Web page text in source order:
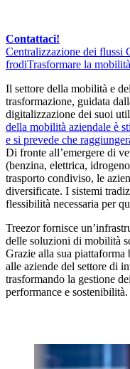
Contattaci!
Centralizzazione dei flussi
frodiTrasformare la
Il settore della mobilità e
trasformazione, guidata
digitalizzazione dei suoi
della mobilità aziendale è
e si prevede che
Di fronte all’emergere di
(benzina, elettrica,
trasporto condiviso, le
diversificate. I sistemi
flessibilità necessaria per
Treezor fornisce
delle soluzioni di mobilità
Grazie alla sua piattaforma
alle aziende del settore di
trasformando la gestione
performance e sostenibilità.